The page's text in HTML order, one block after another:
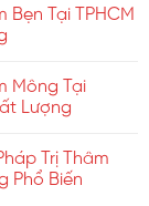
Bẹn Tại TPHCM
Mông Tại
Lượng
Trị Thâm
Phổ Biến